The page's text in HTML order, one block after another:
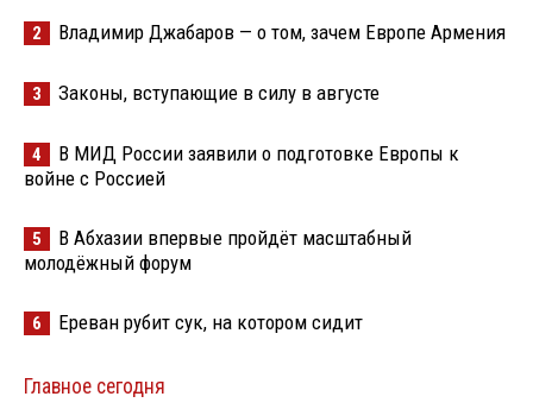
2 Владимир Джабаров — о том, зачем Европе Армения
3 Законы, вступающие в силу в августе
4
В МИД России заявили о подготовке Европы к
войне с Россией
5
В Абхазии впервые пройдёт масштабный
молодёжный форум
6 Ереван рубит сук, на котором сидит
Главное сегодня